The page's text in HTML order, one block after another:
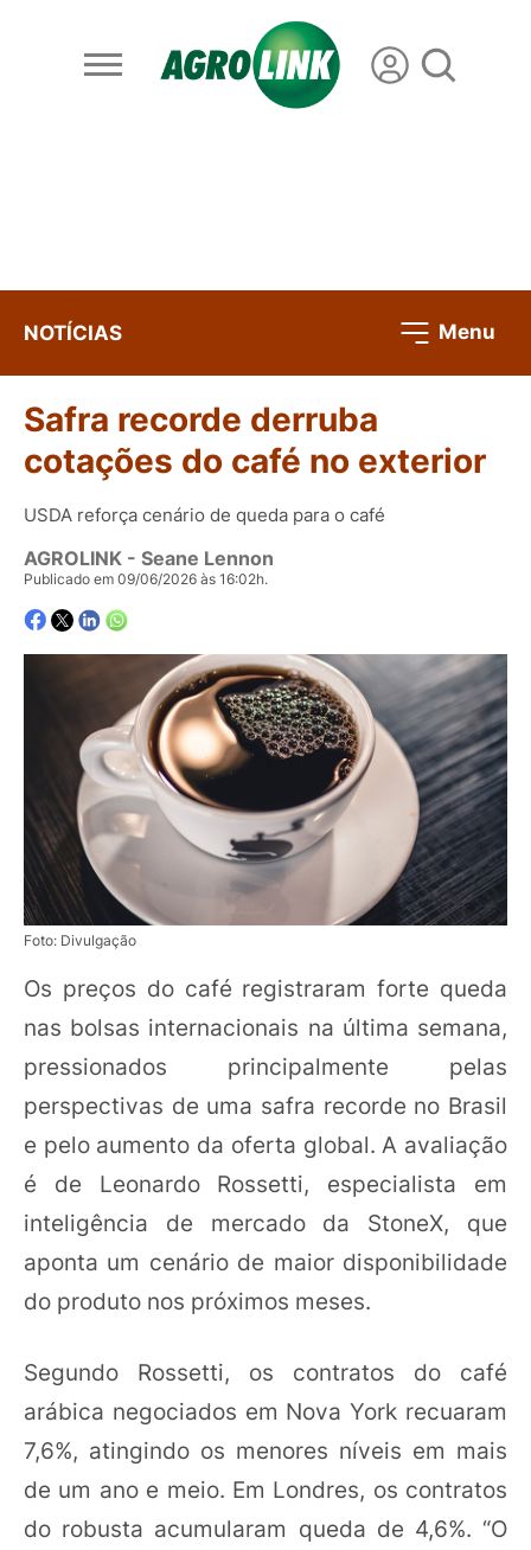
NOTÍCIAS Menu
Safra recorde derruba
cotações do café no exterior
USDA reforça cenário de queda para o café
AGROLINK - Seane Lennon
Publicado em 09/06/2026 às 16:02h.
Foto: Divulgação
Os preços do café registraram forte queda
nas bolsas internacionais na última semana,
pressionados principalmente pelas
perspectivas de uma safra recorde no Brasil
e pelo aumento da oferta global. A avaliação
é de Leonardo Rossetti, especialista em
inteligência de mercado da StoneX, que
aponta um cenário de maior disponibilidade
do produto nos próximos meses.
Segundo Rossetti, os contratos do café
arábica negociados em Nova York recuaram
7,6%, atingindo os menores níveis em mais
de um ano e meio. Em Londres, os contratos
do robusta acumularam queda de 4,6%. “O